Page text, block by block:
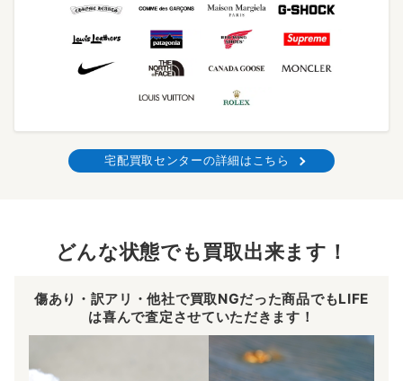
宅配買取センターの詳細はこちら
どんな状態でも買取出来ます！
傷あり・訳アリ・他社で買取NGだった商品でもLIFE
は喜んで査定させていただきます！